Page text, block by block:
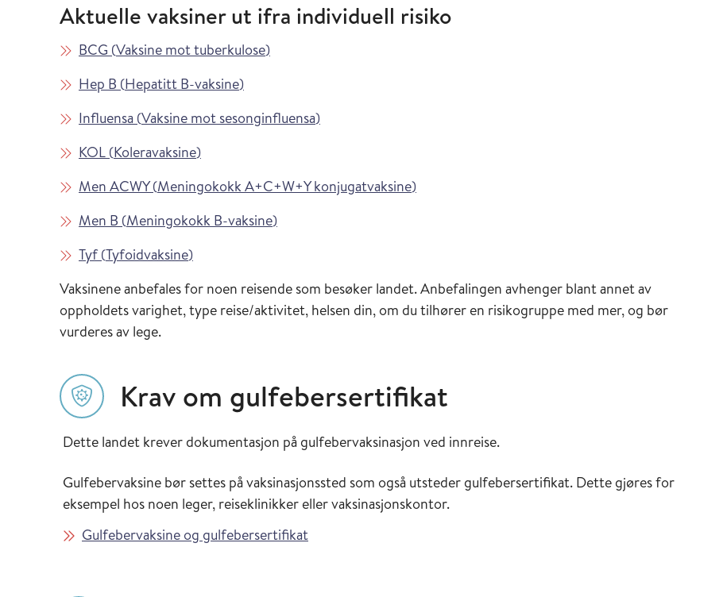
Aktuelle vaksiner ut ifra individuell risiko
Les mer om
BCG (Vaksine mot tuberkulose)i Vaksinasjonsveilederen
Les mer om
Hep B (Hepatitt B-vaksine)i Vaksinasjonsveilederen
Les mer om
Influensa (Vaksine mot sesonginfluensa)i Vaksinasjonsveilederen
Les mer om
KOL (Koleravaksine)i Vaksinasjonsveilederen
Les mer om
Men ACWY(Meningokokk A+C+W+Y konjugatvaksine)i Vaksinasjonsveilederen
Les mer om
Men B (Meningokokk B-vaksine)i Vaksinasjonsveilederen
Les mer om
Tyf(Tyfoidvaksine)i Vaksinasjonsveilederen
Vaksinene anbefales for noen reisende som besøker landet. Anbefalingen avhenger blant annet av
oppholdets varighet, type reise/aktivitet, helsen din, om du tilhører en risikogruppe med mer, og bør
vurderes av lege.
Krav om gulfebersertifikat
Dette landet krever dokumentasjon på gulfebervaksinasjon ved innreise.
Gulfebervaksine bør settes på vaksinasjonssted som også utsteder gulfebersertifikat. Dette gjøres for
eksempel hos noen leger, reiseklinikker eller vaksinasjonskontor.
Gulfebervaksine og gulfebersertifikat